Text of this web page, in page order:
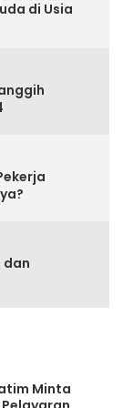
di Usia
dan
Minta